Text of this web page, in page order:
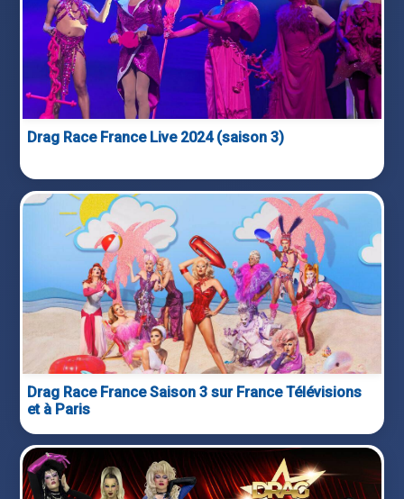
Drag Race France Live 2024 (saison 3)
Drag Race France Saison 3 sur France Télévisions
et à Paris